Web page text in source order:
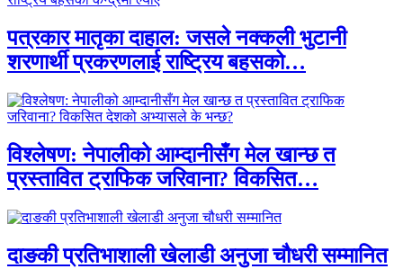
पत्रकार मातृका दाहाल: जसले नक्कली भुटानी
शरणार्थी प्रकरणलाई राष्ट्रिय बहसको…
विश्लेषण: नेपालीको आम्दानीसँग मेल खान्छ त
प्रस्तावित ट्राफिक जरिवाना? विकसित…
दाङकी प्रतिभाशाली खेलाडी अनुजा चौधरी सम्मानित